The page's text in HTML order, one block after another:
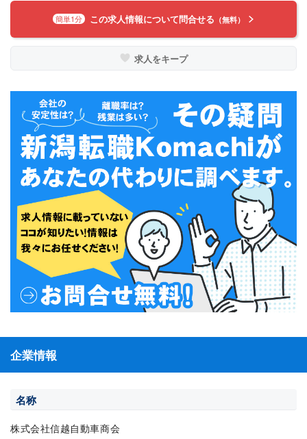
簡単1分 この求人情報について問合せる （無料）
求人をキープ
企業情報
名称
株式会社信越自動車商会